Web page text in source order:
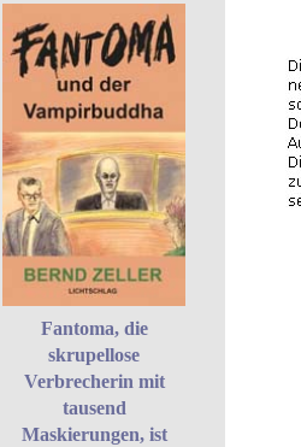
Fantoma, die
skrupellose
Verbrecherin mit
tausend
Maskierungen, ist